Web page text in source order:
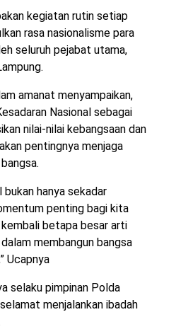
kegiatan rutin setiap
rasa nasionalisme para
seluruh pejabat utama,
amanat menyampaikan,
Nasional sebagai
nilai-nilai kebangsaan dan
pentingnya menjaga
bukan hanya sekadar
penting bagi kita
betapa besar arti
membangun bangsa
Ucapnya
selaku pimpinan Polda
menjalankan ibadah